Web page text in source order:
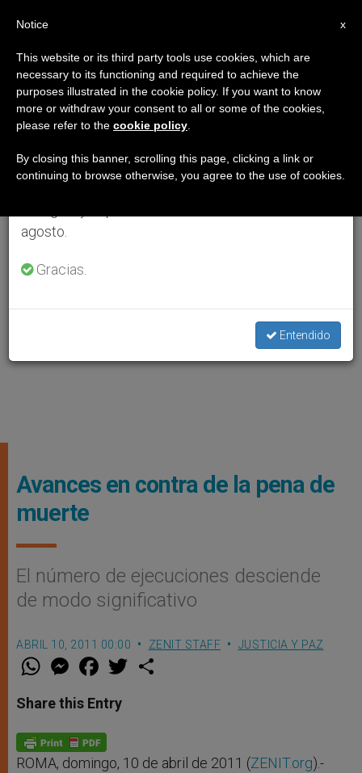
Avances en contra de la pena de
muerte
El número de ejecuciones desciende
de modo significativo
ABRIL 10, 2011 00:00 ZENIT STAFF JUSTICIA Y PAZ
W
t
s
p
p
M
e
s
e
g
e
r
F
a
e
b
o
k
w
Share this Entry
ROMA, domingo, 10 de abril de 2011 (ZENIT.org).-
×
Aviso importante
Del 27 de julio al 7 de agosto haremos la pausa
anual, aprovechando que en el periodo de verano
se generan menos informaciones y también el
agosto.
Gracias.
Entendido
x
Notice
This website or its third party tools use cookies, which are
necessary to its functioning and required to achieve the
purposes illustrated in the cookie policy. If you want to know
more or withdraw your consent to all or some of the cookies,
please refer to the cookie policy
By closing this banner, scrolling this page, clicking a link or
continuing to browse otherwise, you agree to the use of cookies.